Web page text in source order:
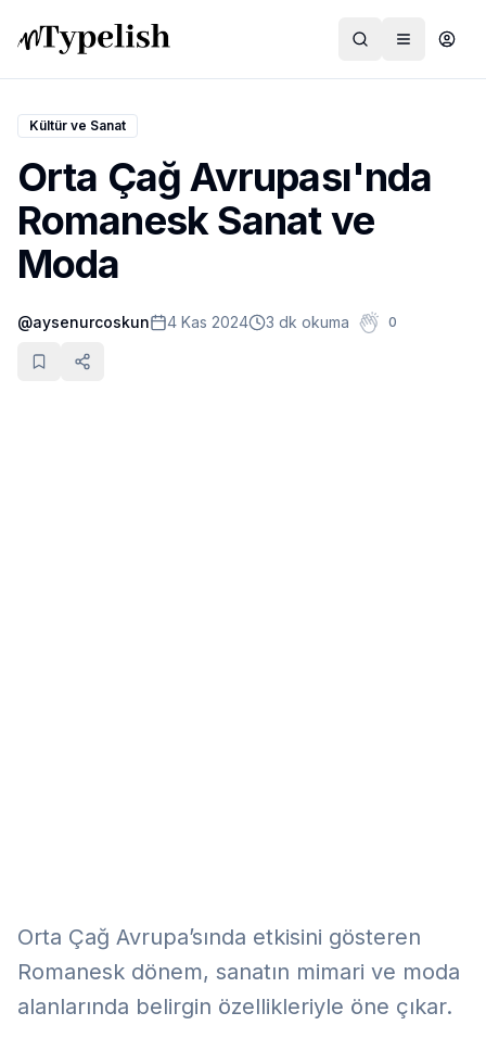
Dünya
Film ve Dizi
Kültür ve Sanat
Sağlık
Siyaset ve Tarih
Kültür ve Sanat
Orta Çağ Avrupası'nda
Romanesk Sanat ve
Moda
@aysenurcoskun 4 Kas 2024 3 dk okuma 0
Orta Çağ Avrupa’sında etkisini gösteren
Romanesk dönem, sanatın mimari ve moda
alanlarında belirgin özellikleriyle öne çıkar.